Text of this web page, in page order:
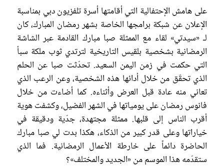
على هامش الإحتفالية التي أقامتها أسرة تلفزيون دبي بمناسبة
الإعلان عن شبكة برامجها الخاصة بشهر رمضان المبارك، كان
لـ «سيدتي» لقاء مع الممثلة صبا مبارك القادمة عبر الشاشة
الرمضانية بشخصية بلقيس التاريخية لترتدي ثوب ملكة سبأ
التي حكمت في زمن اليمن السعيد. تحدّثت صبا عن الحلم
الذي تحقّق من خلال أدائها هذه الشخصية، وعن الرعب الذي
تعاني منه عادة قبل العرض وأثناءه. كما أضاءت من خلال
فانوس رمضان على يومياتها في الشهر الفضيل، وكشفت هوية
أقرب الناس إلى قلبها. ممثلة مجتهدة، جدّية ودقيقة في
خياراتها وعلى قدر كبير من الذكاء، هكذا بدت لي صبا مبارك
الحاضرة دائماً على خارطة الأعمال الرمضانية. فما الذي
ستقدّمه هذا الموسم من «الجديد والمختلف»؟
بلس+
فيديو
مطبخ سيدتي
مقالات الرأي
ستايل
تقارير
عروس سيدتي